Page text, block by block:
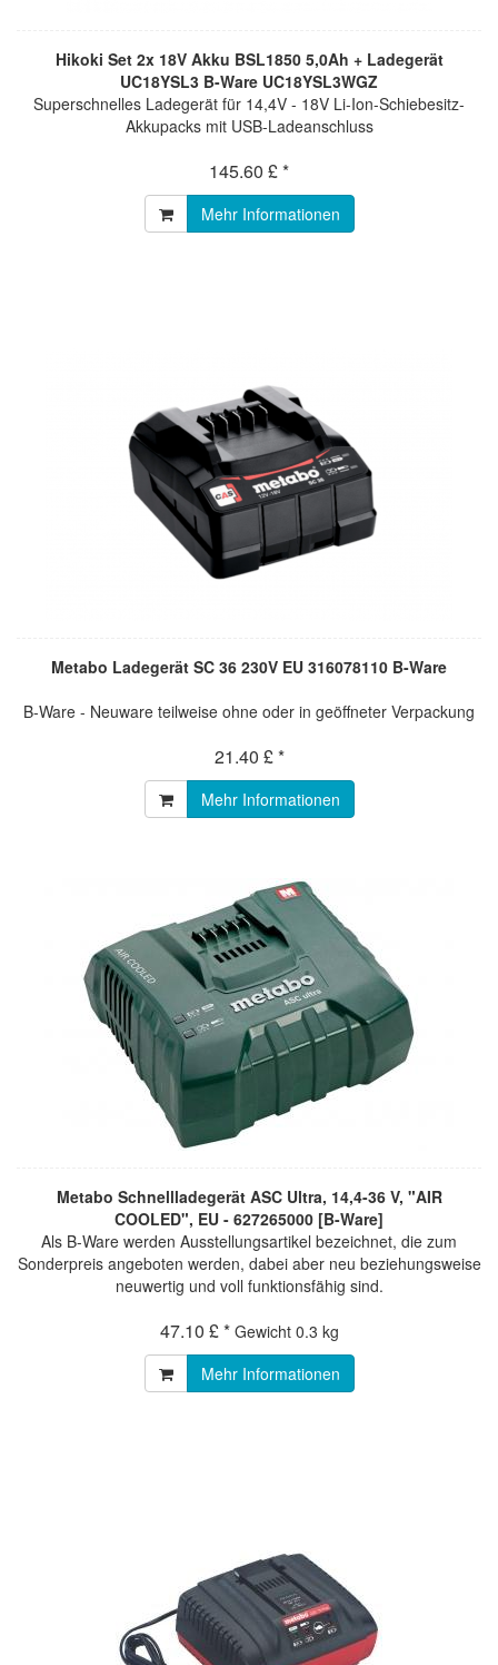
Hikoki Set 2x 18V Akku BSL1850 5,0Ah + Ladegerät
UC18YSL3 B-Ware UC18YSL3WGZ
Superschnelles Ladegerät für 14,4V - 18V Li-Ion-Schiebesitz-
Akkupacks mit USB-Ladeanschluss
145.60 £ *
Mehr Informationen
Metabo Ladegerät SC 36 230V EU 316078110 B-Ware
B-Ware - Neuware teilweise ohne oder in geöffneter Verpackung
21.40 £ *
Mehr Informationen
Metabo Schnellladegerät ASC Ultra, 14,4-36 V, "AIR
COOLED", EU - 627265000 [B-Ware]
Als B-Ware werden Ausstellungsartikel bezeichnet, die zum
Sonderpreis angeboten werden, dabei aber neu beziehungsweise
neuwertig und voll funktionsfähig sind.
47.10 £ * Gewicht 0.3 kg
Mehr Informationen